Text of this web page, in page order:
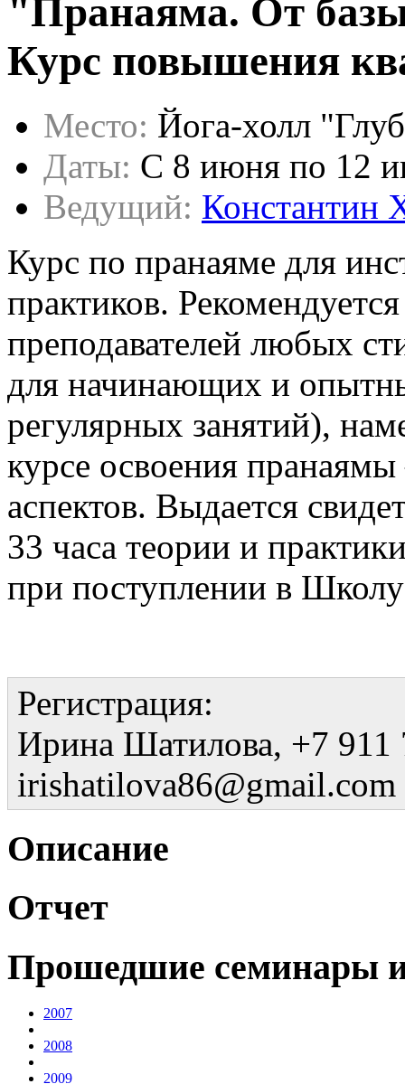
"Пранаяма. От
Курс повышения
Место: Йога-холл
Даты: C 8 июня по 12
Ведущий: Константин
Курс по пранаяме для
практиков.
преподавателей любых
для начинающих и
регулярных занятий),
курсе освоения пранаямы
аспектов. Выдается
33 часа теории и
при поступлении в
Регистрация:
Ирина Шатилова, +7 911
irishatilova86@gmail.com
Описание
Отчет
Прошедшие семинары
2007
2008
2009